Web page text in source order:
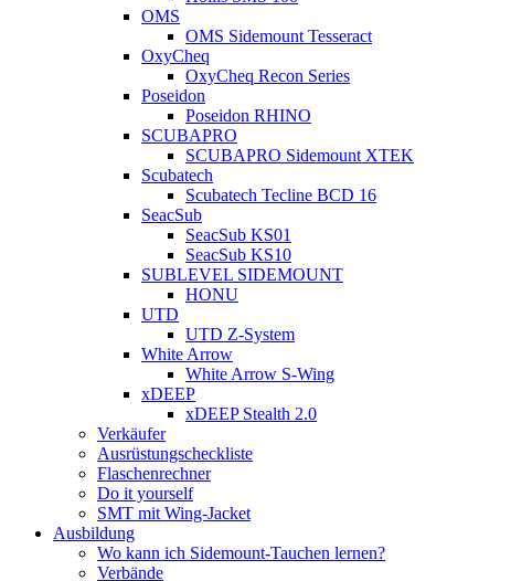
OMS
OMS Sidemount Tesseract
OxyCheq
OxyCheq Recon Series
Poseidon
Poseidon RHINO
SCUBAPRO
SCUBAPRO Sidemount XTEK
Scubatech
Scubatech Tecline BCD 16
SeacSub
SeacSub KS01
SeacSub KS10
SUBLEVEL SIDEMOUNT
HONU
UTD
UTD Z-System
White Arrow
White Arrow S-Wing
xDEEP
xDEEP Stealth 2.0
Verkäufer
Ausrüstungscheckliste
Flaschenrechner
Do it yourself
SMT mit Wing-Jacket
Ausbildung
Wo kann ich Sidemount-Tauchen lernen?
Verbände